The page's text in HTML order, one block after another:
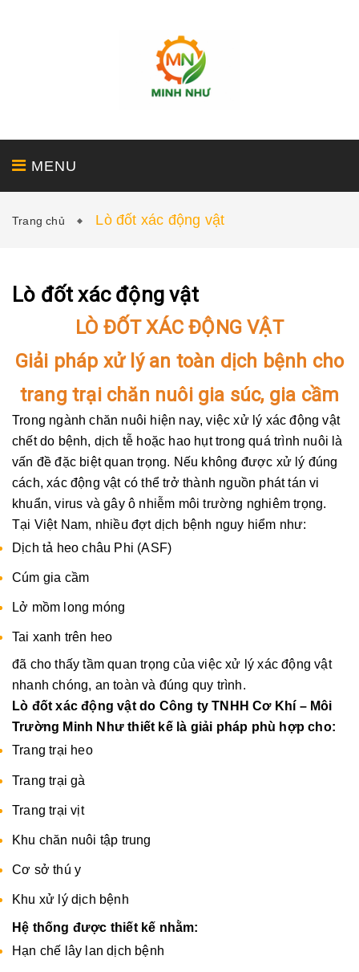
MENU
TIN TỨC - LIÊN HỆ
Trang chủ Lò đốt xác động vật
Lò đốt xác động vật
LÒ ĐỐT XÁC ĐỘNG VẬT
Giải pháp xử lý an toàn dịch bệnh cho
trang trại chăn nuôi gia súc, gia cầm
Trong ngành chăn nuôi hiện nay, việc xử lý xác động vật
chết do bệnh, dịch tễ hoặc hao hụt trong quá trình nuôi là
vấn đề đặc biệt quan trọng. Nếu không được xử lý đúng
cách, xác động vật có thể trở thành nguồn phát tán vi
khuẩn, virus và gây ô nhiễm môi trường nghiêm trọng.
Tại Việt Nam, nhiều đợt dịch bệnh nguy hiểm như:
Dịch tả heo châu Phi (ASF)
Cúm gia cầm
Lở mồm long móng
Tai xanh trên heo
đã cho thấy tầm quan trọng của việc xử lý xác động vật
nhanh chóng, an toàn và đúng quy trình.
Lò đốt xác động vật do Công ty TNHH Cơ Khí – Môi
Trường Minh Như thiết kế là giải pháp phù hợp cho:
Trang trại heo
Trang trại gà
Trang trại vịt
Khu chăn nuôi tập trung
Cơ sở thú y
Khu xử lý dịch bệnh
Hệ thống được thiết kế nhằm:
Hạn chế lây lan dịch bệnh